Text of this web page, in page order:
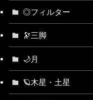
◎フィルター
🔭三脚
🌙月
🪐木星・土星